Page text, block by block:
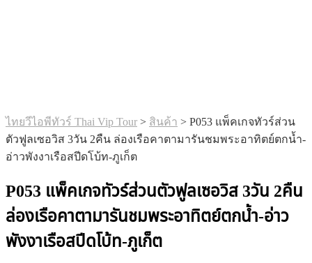
ไทยวีไอพีทัวร์ Thai Vip Tour > สินค้า > P053 แพ็คเกจทัวร์ส่วน
ตัวฟูลเซอวิส 3วัน 2คืน ล่องเรือคาตามารันชมพระอาทิตย์ตกน้ำ-
อ่าวพังงาเรือสปีดโบ้ท-ภูเก็ต
P053 แพ็คเกจทัวร์ส่วนตัวฟูลเซอวิส 3วัน 2คืน
ล่องเรือคาตามารันชมพระอาทิตย์ตกน้ำ-อ่าว
พังงาเรือสปีดโบ้ท-ภูเก็ต